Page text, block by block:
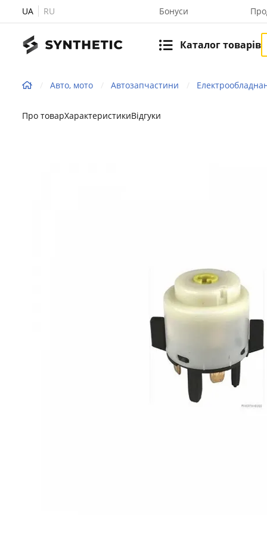
UA RU Бонуси
Каталог товарів
Авто, мото Автозапчастини
Про товарХарактеристикиВідгуки